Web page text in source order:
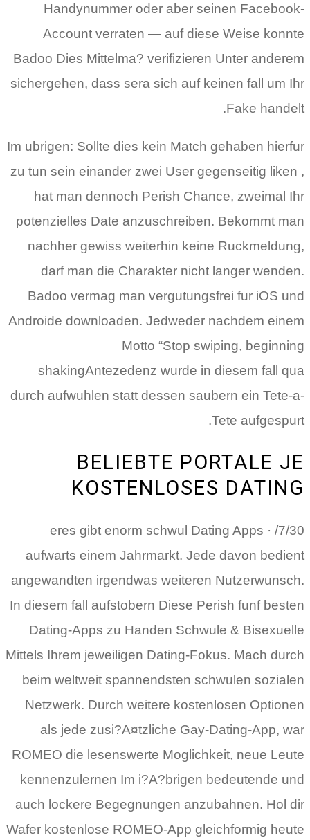
Handynummer oder aber seinen Facebook-
Account verraten — auf diese Weise konnte
Badoo Dies Mittelma? verifizieren Unter anderem
sichergehen, dass sera sich auf keinen fall um Ihr
Fake handelt.
Im ubrigen: Sollte dies kein Match gehaben hierfur
zu tun sein einander zwei User gegenseitig liken ,
hat man dennoch Perish Chance, zweimal Ihr
potenzielles Date anzuschreiben. Bekommt man
nachher gewiss weiterhin keine Ruckmeldung,
darf man die Charakter nicht langer wenden.
Badoo vermag man vergutungsfrei fur iOS und
Androide downloaden. Jedweder nachdem einem
Motto “Stop swiping, beginning
shakingAntezedenz wurde in diesem fall qua
durch aufwuhlen statt dessen saubern ein Tete-a-
Tete aufgespurt.
BELIEBTE PORTALE JE
KOSTENLOSES DATING
7/30/ · eres gibt enorm schwul Dating Apps
aufwarts einem Jahrmarkt. Jede davon bedient
angewandten irgendwas weiteren Nutzerwunsch.
In diesem fall aufstobern Diese Perish funf besten
Dating-Apps zu Handen Schwule & Bisexuelle
Mittels Ihrem jeweiligen Dating-Fokus. Mach durch
beim weltweit spannendsten schwulen sozialen
Netzwerk. Durch weitere kostenlosen Optionen
als jede zusi?A¤tzliche Gay-Dating-App, war
ROMEO die lesenswerte Moglichkeit, neue Leute
kennenzulernen Im i?A?brigen bedeutende und
auch lockere Begegnungen anzubahnen. Hol dir
Wafer kostenlose ROMEO-App gleichformig heute